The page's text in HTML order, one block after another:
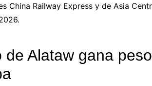
China Railway Express y de Asia
de Alataw gana